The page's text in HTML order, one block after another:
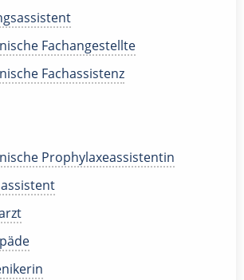
Fachangestellte
Fachassistenz
Prophylaxeassistentin